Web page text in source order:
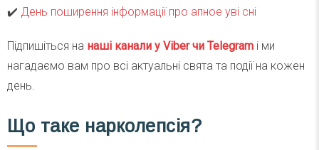
✔️ День поширення інформації про апное уві сні
Підпишіться на наші канали у Viber чи Telegram і ми
нагадаємо вам про всі актуальні свята та події на кожен
день.
Що таке нарколепсія?